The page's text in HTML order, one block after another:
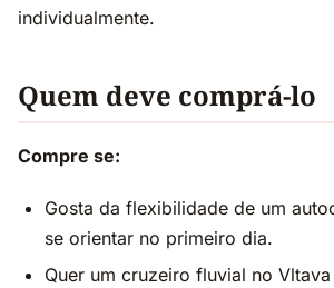
individualmente.
Quem deve comprá-lo
Compre se:
Gosta da flexibilidade de um
se orientar no primeiro dia.
Quer um cruzeiro fluvial no